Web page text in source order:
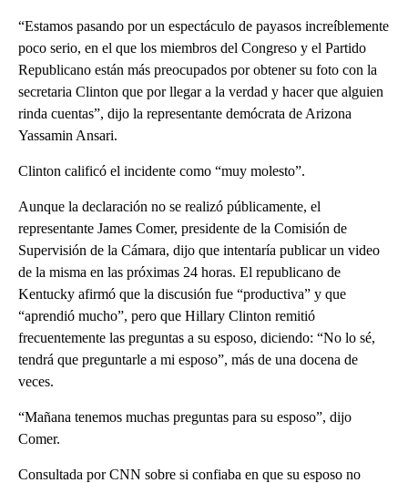
“Estamos pasando por un espectáculo de payasos increíblemente
poco serio, en el que los miembros del Congreso y el Partido
Republicano están más preocupados por obtener su foto con la
secretaria Clinton que por llegar a la verdad y hacer que alguien
rinda cuentas”, dijo la representante demócrata de Arizona
Yassamin Ansari.
Clinton calificó el incidente como “muy molesto”.
Aunque la declaración no se realizó públicamente, el
representante James Comer, presidente de la Comisión de
Supervisión de la Cámara, dijo que intentaría publicar un video
de la misma en las próximas 24 horas. El republicano de
Kentucky afirmó que la discusión fue “productiva” y que
“aprendió mucho”, pero que Hillary Clinton remitió
frecuentemente las preguntas a su esposo, diciendo: “No lo sé,
tendrá que preguntarle a mi esposo”, más de una docena de
veces.
“Mañana tenemos muchas preguntas para su esposo”, dijo
Comer.
Consultada por CNN sobre si confiaba en que su esposo no